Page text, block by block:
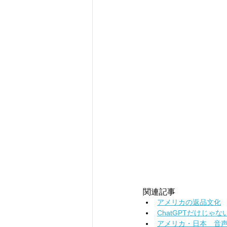
関連記事
アメリカの返品文化
ChatGPTだけじゃな
アメリカ・日本　音